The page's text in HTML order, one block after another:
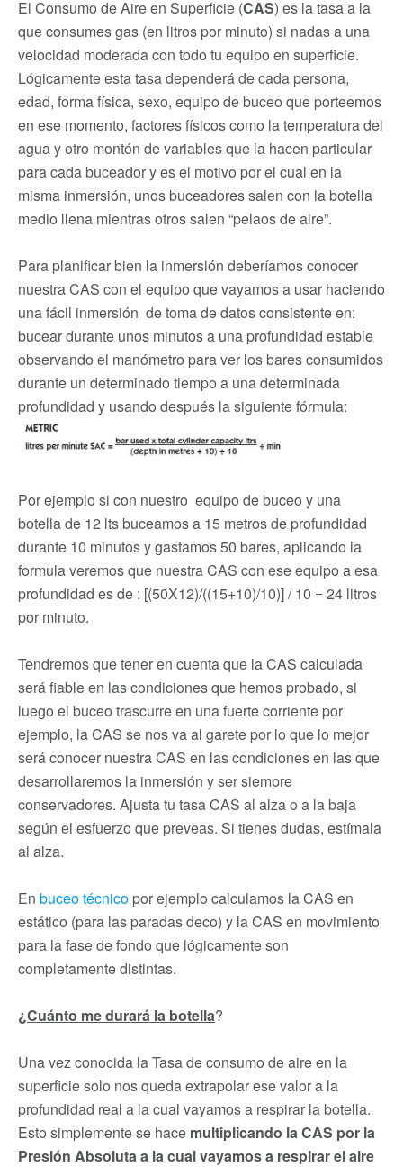
El Consumo de Aire en Superficie (CAS) es la tasa a la
que consumes gas (en litros por minuto) si nadas a una
velocidad moderada con todo tu equipo en superficie.
Lógicamente esta tasa dependerá de cada persona,
edad, forma física, sexo, equipo de buceo que porteemos
en ese momento, factores físicos como la temperatura del
agua y otro montón de variables que la hacen particular
para cada buceador y es el motivo por el cual en la
misma inmersión, unos buceadores salen con la botella
medio llena mientras otros salen “pelaos de aire”.
Para planificar bien la inmersión deberíamos conocer
nuestra CAS con el equipo que vayamos a usar haciendo
una fácil inmersión de toma de datos consistente en:
bucear durante unos minutos a una profundidad estable
observando el manómetro para ver los bares consumidos
durante un determinado tiempo a una determinada
profundidad y usando después la siguiente fórmula:
Por ejemplo si con nuestro equipo de buceo y una
botella de 12 lts buceamos a 15 metros de profundidad
durante 10 minutos y gastamos 50 bares, aplicando la
formula veremos que nuestra CAS con ese equipo a esa
profundidad es de : [(50X12)/((15+10)/10)] / 10 = 24 litros
por minuto.
Tendremos que tener en cuenta que la CAS calculada
será fiable en las condiciones que hemos probado, si
luego el buceo trascurre en una fuerte corriente por
ejemplo, la CAS se nos va al garete por lo que lo mejor
será conocer nuestra CAS en las condiciones en las que
desarrollaremos la inmersión y ser siempre
conservadores. Ajusta tu tasa CAS al alza o a la baja
según el esfuerzo que preveas. Si tienes dudas, estímala
al alza.
En buceo técnico por ejemplo calculamos la CAS en
estático (para las paradas deco) y la CAS en movimiento
para la fase de fondo que lógicamente son
completamente distintas.
¿Cuánto me durará la botella?
Una vez conocida la Tasa de consumo de aire en la
superficie solo nos queda extrapolar ese valor a la
profundidad real a la cual vayamos a respirar la botella.
Esto simplemente se hace multiplicando la CAS por la
Presión Absoluta a la cual vayamos a respirar el aire